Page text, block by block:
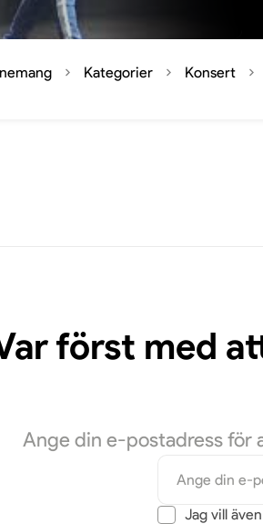
Kategorier Konsert
först med
Ange din e-postadress för
Jag vill